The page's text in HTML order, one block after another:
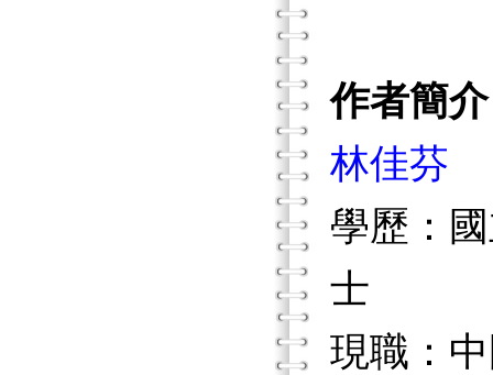
作者簡介
林佳芬
學歷：
士
現職：